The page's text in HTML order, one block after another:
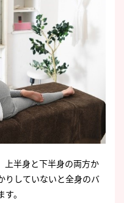
上半身と下半身の両方か
りしていないと全身のバ
。